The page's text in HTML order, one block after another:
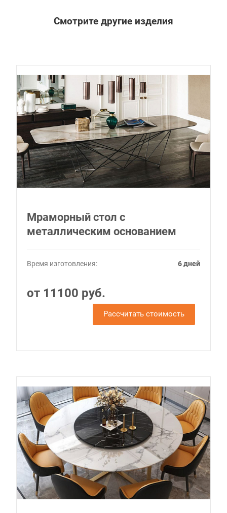
Смотрите другие изделия
Мраморный стол с
металлическим основанием
Время изготовления: 6 дней
от 11100 руб.
Рассчитать стоимость